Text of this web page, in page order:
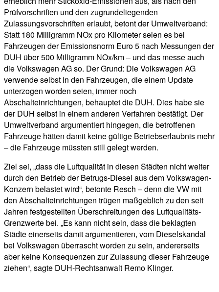
Prüfvorschriften und den zugrundeliegenden
Zulassungsvorschriften erlaubt, betont der Umweltverband:
Statt 180 Milligramm NOx pro Kilometer seien es bei
Fahrzeugen der Emissionsnorm Euro 5 nach Messungen der
DUH über 500 Milligramm NOx/km – und das messe auch
die Volkswagen AG so. Der Grund: Die Volkswagen AG
verwende selbst in den Fahrzeugen, die einem Update
unterzogen worden seien, immer noch
Abschalteinrichtungen, behauptet die DUH. Dies habe sie
der DUH selbst in einem anderen Verfahren bestätigt. Der
Umweltverband argumentiert hingegen, die betroffenen
Fahrzeuge hätten damit keine gültige Betriebserlaubnis mehr
– die Fahrzeuge müssten still gelegt werden.
Ziel sei, „dass die Luftqualität in diesen Städten nicht weiter
durch den Betrieb der Betrugs-Diesel aus dem Volkswagen-
Konzern belastet wird“, betonte Resch – denn die VW mit
den Abschalteinrichtungen trügen maßgeblich zu den seit
Jahren festgestellten Überschreitungen des Luftqualitäts-
Grenzwerte bei. „Es kann nicht sein, dass die beklagten
Städte einerseits damit argumentieren, vom Dieselskandal
bei Volkswagen überrascht worden zu sein, andererseits
aber keine Konsequenzen zur Zulassung dieser Fahrzeuge
ziehen“, sagte DUH-Rechtsanwalt Remo Klinger.